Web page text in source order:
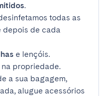
.
todas as
depois de cada
e lençóis.
na propriedade.
a sua bagagem,
alugue acessórios